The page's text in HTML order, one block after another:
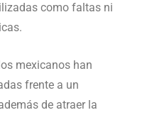
como faltas ni
mexicanos han
frente a un
de atraer la